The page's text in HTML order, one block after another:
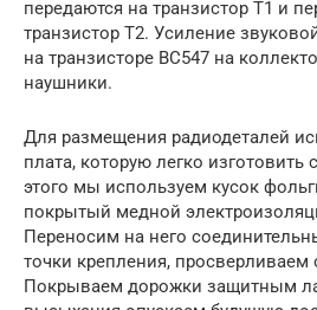
передаются на транзистор Т1 и
транзистор Т2. Усиление
на транзисторе BC547 на
наушники.
Для размещения радиодеталей
плата, которую легко
этого мы используем кусок
покрытый медной
Переносим на него
точки крепления, просверливаем
Покрываем дорожки защитным